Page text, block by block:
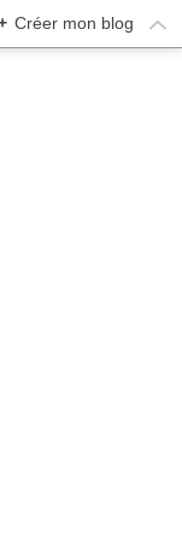
Créer mon blog